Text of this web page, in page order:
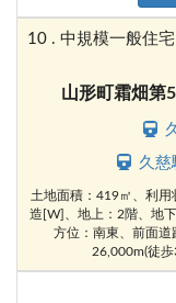
10 . 中規模一般住
山形町霜畑第
久
土地面積：419㎡、利
造[W]、地上：2階、地
方位：南東、前面道
26,000m(徒